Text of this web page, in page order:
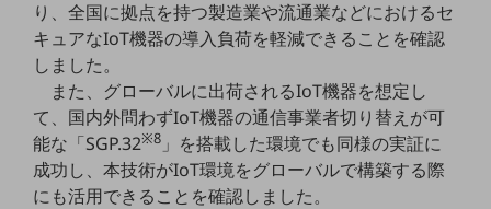
ビジネス向けスマートフォン
タフネススマートフォン
データ通信製品
ドコモケータイ
5G対応ホームルーター
り、全国に拠点を持つ製造業や流通業などにおけるセ
キュアなIoT機器の導入負荷を軽減できることを確認
しました。
また、グローバルに出荷されるIoT機器を想定し
て、国内外問わずIoT機器の通信事業者切り替えが可
能な「SGP.32※8 」を搭載した環境でも同様の実証に
成功し、本技術がIoT環境をグローバルで構築する際
にも活用できることを確認しました。